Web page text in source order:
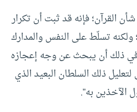
القرآن؛ فإنه قد ثبت أن تكرار
ولكنه تسلّط على النفس والمدارك
ذلك أن يبحث عن وجه إعجازه
ذلك السلطان البعيد الذي
الآخذين به”.